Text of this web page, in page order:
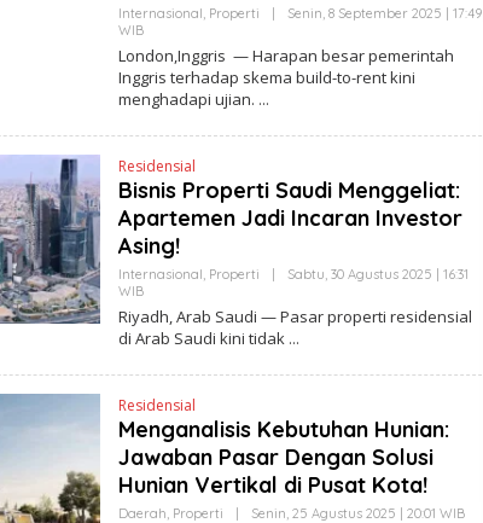
Internasional, Properti |
Senin, 8 September 2025 | 17:49
WIBO
E
H
Y
N
I
N
E
W
L
N
K
London,Inggris — Harapan besar pemerintah
Inggris terhadap skema build-to-rent kini
menghadapi ujian.
Residensial
Bisnis Properti Saudi Menggeliat:
Apartemen Jadi Incaran Investor
Asing!
Internasional, Properti |
Sabtu, 30 Agustus 2025 | 16:31
WIBO
E
H
A
T
I
N
E
W
S
L
Riyadh, Arab Saudi — Pasar properti residensial
di Arab Saudi kini tidak
Residensial
Menganalisis Kebutuhan Hunian:
Jawaban Pasar Dengan Solusi
Hunian Vertikal di Pusat Kota!
Daerah, Properti | Senin, 25 Agustus 2025 | 20:01 WIBO